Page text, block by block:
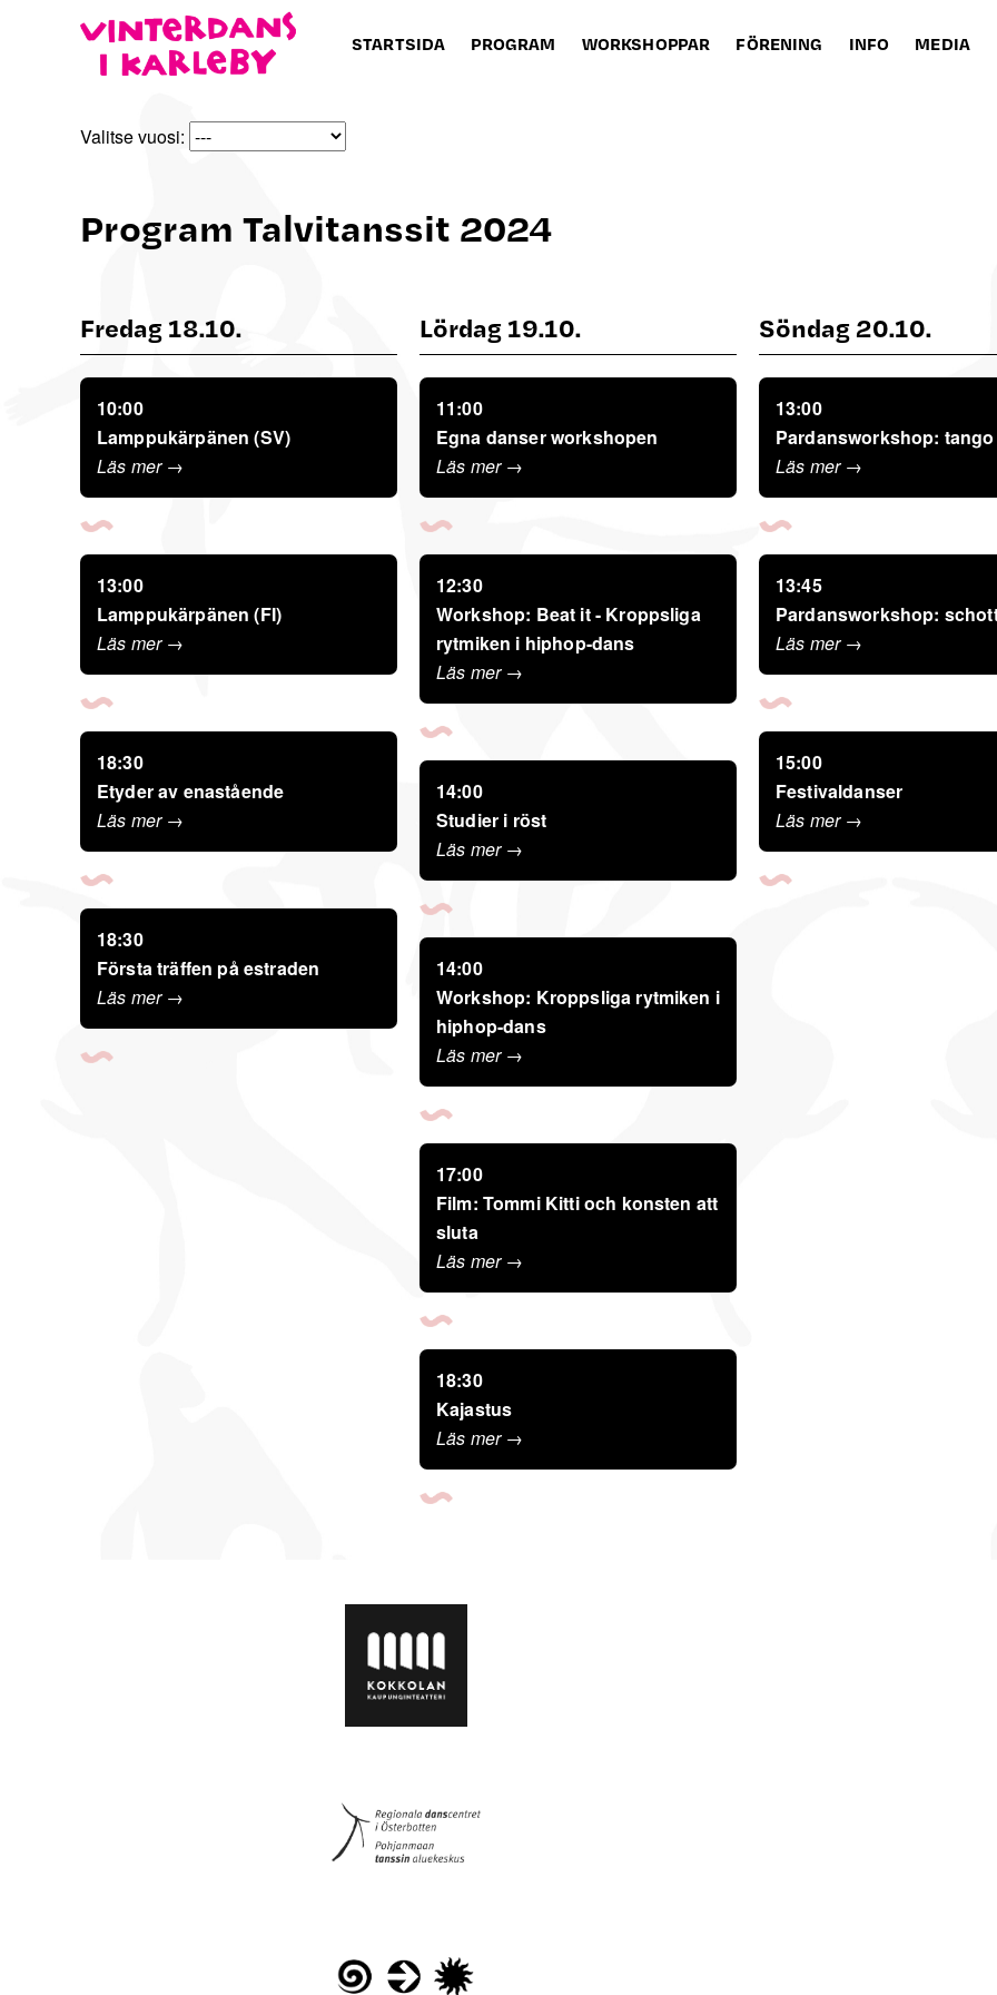
STARTSIDA PROGRAM WORKSHOPPAR FÖRENING INFO MEDIA
Valitse vuosi:
Program Talvitanssit 2024
fredag 18.10.
10:00
Lamppukärpänen (SV)
Läs mer →
13:00
Lamppukärpänen (FI)
Läs mer →
18:30
Etyder av enastående
Läs mer →
18:30
Första träffen på estraden
Läs mer →
lördag 19.10.
11:00
Egna danser workshopen
Läs mer →
12:30
Workshop: Beat it - Kroppsliga
rytmiken i hiphop-dans
Läs mer →
14:00
Studier i röst
Läs mer →
14:00
Workshop: Kroppsliga rytmiken i
hiphop-dans
Läs mer →
17:00
Film: Tommi Kitti och konsten att
sluta
Läs mer →
18:30
Kajastus
Läs mer →
söndag 20.10.
13:00
Pardansworkshop: tango
Läs mer →
13:45
Pardansworkshop:
Läs mer →
15:00
Festivaldanser
Läs mer →